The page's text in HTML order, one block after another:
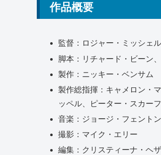
作品概要
監督：ロジャー・ミッシェル
脚本：リチャード・ビーン
製作：ニッキー・ベンサム
製作総指揮：キャメロン・
ッペル、ピーター・スカー
音楽：ジョージ・フェントン
撮影：マイク・エリー
編集：クリスティーナ・ヘ